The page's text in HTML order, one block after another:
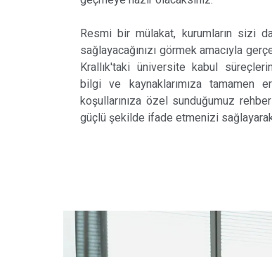
Resmi bir mülakat, kurumların sizi
sağlayacağınızı görmek amacıyla
Krallık'taki üniversite kabul
bilgi ve kaynaklarımıza tamamen
koşullarınıza özel sunduğumuz
güçlü şekilde ifade etmenizi sağlayarak